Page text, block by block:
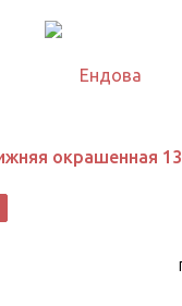
окрашенная